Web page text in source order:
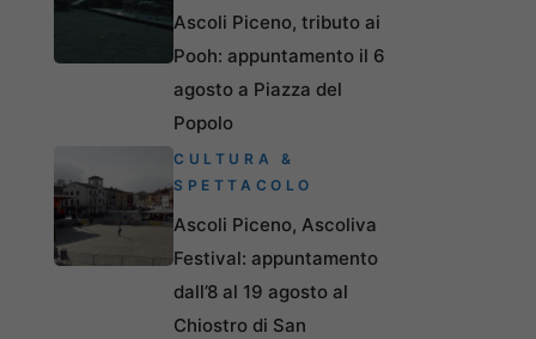
Ascoli Piceno, tributo ai
Pooh: appuntamento il 6
agosto a Piazza del
Popolo
CULTURA &
SPETTACOLO
Ascoli Piceno, Ascoliva
Festival: appuntamento
dall’8 al 19 agosto al
Chiostro di San